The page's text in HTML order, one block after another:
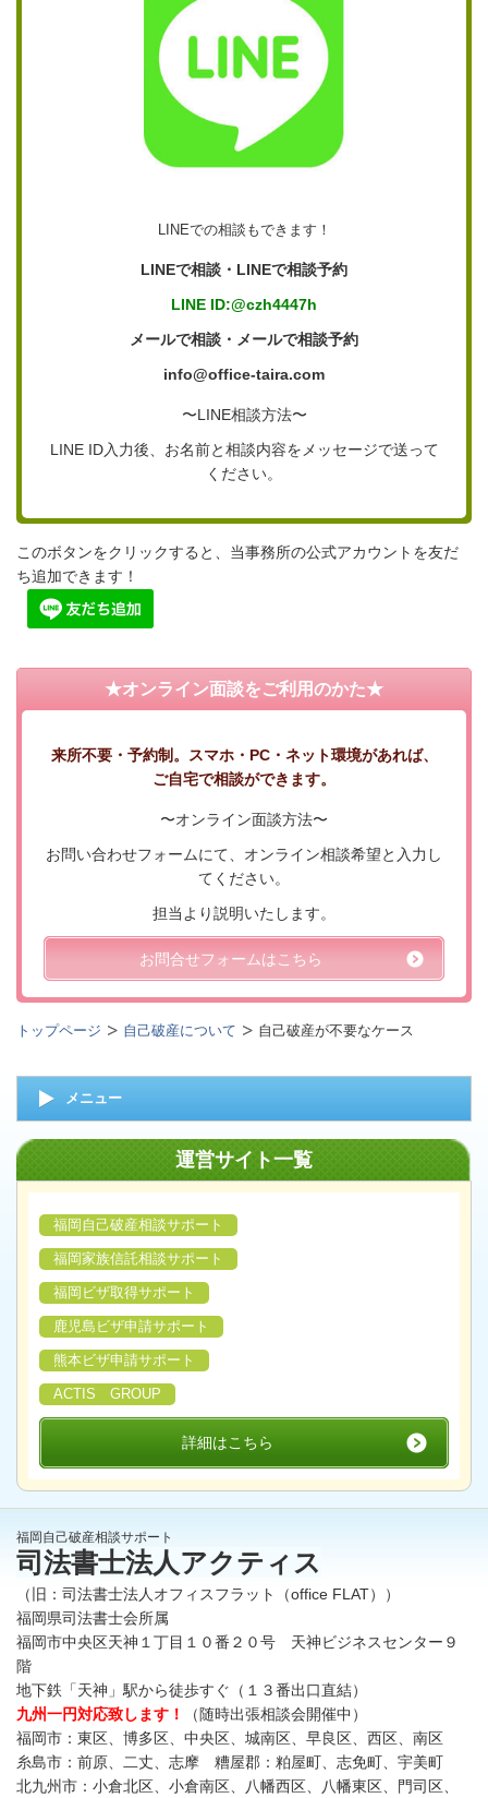
LINEでの相談もできます！
LINEで相談・LINEで相談予約
LINE ID:@czh4447h
メールで相談・メールで相談予約
info@office-taira.com
〜LINE相談方法〜
LINE ID入力後、お名前と相談内容をメッセージで送って
ください。
このボタンをクリックすると、当事務所の公式アカウントを友だ
ち追加できます！
★オンライン面談をご利用のかた★
来所不要・予約制。スマホ・PC・ネット環境があれば、
ご自宅で相談ができます。
〜オンライン面談方法〜
お問い合わせフォームにて、オンライン相談希望と入力し
てください。
担当より説明いたします。
お問合せフォームはこちら
トップページ 自己破産について 自己破産が不要なケース
メニュー
運営サイト一覧
福岡自己破産相談サポート
福岡家族信託相談サポート
福岡ビザ取得サポート
鹿児島ビザ申請サポート
熊本ビザ申請サポート
ACTIS GROUP
詳細はこちら
福岡自己破産相談サポート
司法書士法人アクティス
（旧：司法書士法人オフィスフラット（office FLAT））
福岡県司法書士会所属
福岡市中央区天神１丁目１０番２０号 天神ビジネスセンター９
階
地下鉄「天神」駅から徒歩すぐ（１３番出口直結）
九州一円対応致します！
（随時出張相談会開催中）
福岡市：東区、博多区、中央区、城南区、早良区、西区、南区
糸島市：前原、二丈、志摩 糟屋郡：粕屋町、志免町、宇美町
北九州市：小倉北区、小倉南区、八幡西区、八幡東区、門司区、